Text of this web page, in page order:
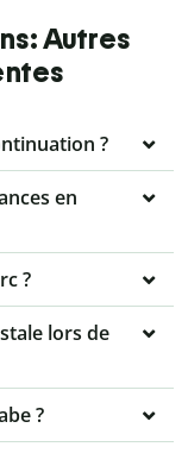
Autres
?
en
?
lors de
?